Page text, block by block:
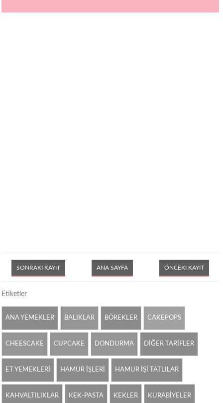
SONRAKI KAYIT ÖNCEKI KAYIT
ANA SAYFA
Etiketler
ANA YEMEKLER BALIKLAR BÖREKLER CAKEPOPS
CHEESCAKE CUPCAKE DONDURMA DİĞER TARİFLER
ET YEMEKLERİ HAMUR İŞLERİ HAMUR İŞİ TATLILAR
KAHVALTILIKLAR KEK-PASTA KEKLER KURABİYELER